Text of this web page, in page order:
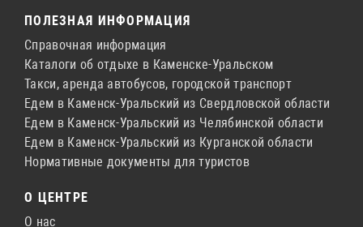
ПОЛЕЗНАЯ ИНФОРМАЦИЯ
Справочная информация
Каталоги об отдыхе в Каменске-Уральском
Такси, аренда автобусов, городской транспорт
Едем в Каменск-Уральский из Свердловской области
Едем в Каменск-Уральский из Челябинской области
Едем в Каменск-Уральский из Курганской области
Нормативные документы для туристов
О ЦЕНТРЕ
О нас